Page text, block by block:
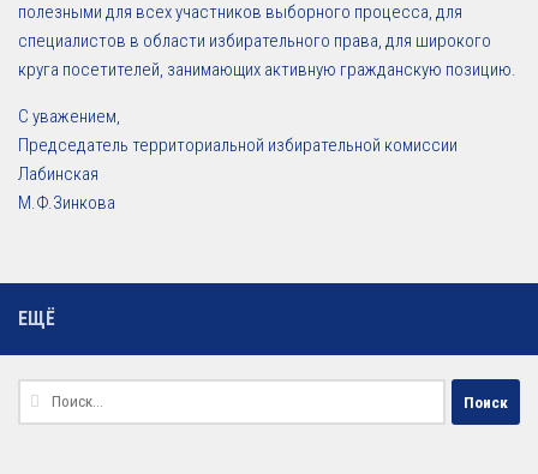
полезными для всех участников выборного процесса, для
специалистов в области избирательного права, для широкого
круга посетителей, занимающих активную гражданскую позицию.
С уважением,
Председатель территориальной избирательной комиссии
Лабинская
М.Ф.Зинкова
ЕЩЁ
Найти: